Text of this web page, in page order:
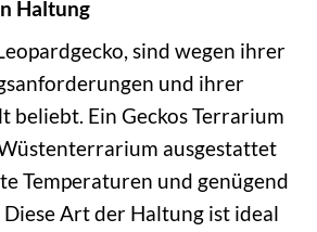
Haltung
sind wegen ihrer
und ihrer
beliebt. Ein Geckos Terrarium
ausgestattet
Temperaturen und genügend
Art der Haltung ist ideal